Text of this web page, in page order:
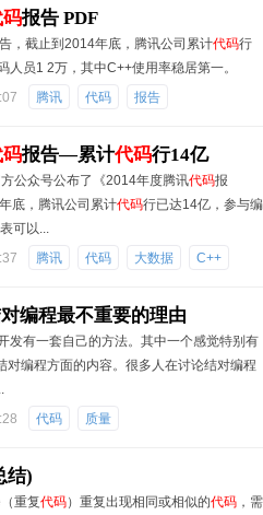
报告 PDF
，截止到2014年底，腾讯公司累计代码行
人员1 2万，其中C++使用率稳居第一。
腾讯 代码 报告
报告—累计代码行14亿
公众号公布了《2014年度腾讯代码报
底，腾讯公司累计代码行已达14亿，参与编
可以...
腾讯 代码 大数据 C++
编程最不重要的理由
发有一套自己的方法。其中一个感觉特别有
对编程方面的内容。很多人在讨论结对编程
代码 质量
结)
重复代码）重复出现相同或相似的代码 ，需